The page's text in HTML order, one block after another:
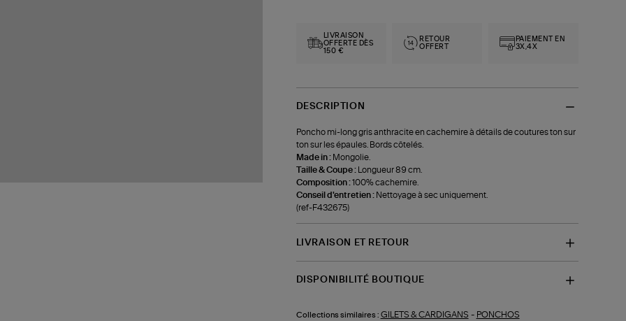
LIVRAISON
OFFERTE DÈS
150 €
RETOUR
OFFERT
PAIEMENT EN
3X,4X
DESCRIPTION
Poncho mi-long gris anthracite en cachemire à détails de coutures ton sur
ton sur les épaules. Bords côtelés.
Made in : Mongolie.
Taille & Coupe :
Longueur 89 cm.
Composition :100% cachemire.
Conseil d'entretien : Nettoyage à sec uniquement.
(ref-F432675)
LIVRAISON ET RETOUR
DISPONIBILITÉ BOUTIQUE
Collections similaires : GILETS & CARDIGANS - PONCHOS